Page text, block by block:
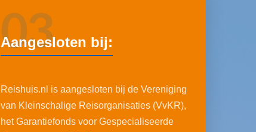
03
Aangesloten bij:
Reishuis.nl is aangesloten bij de Vereniging
van Kleinschalige Reisorganisaties (VvKR),
het Garantiefonds voor Gespecialiseerde